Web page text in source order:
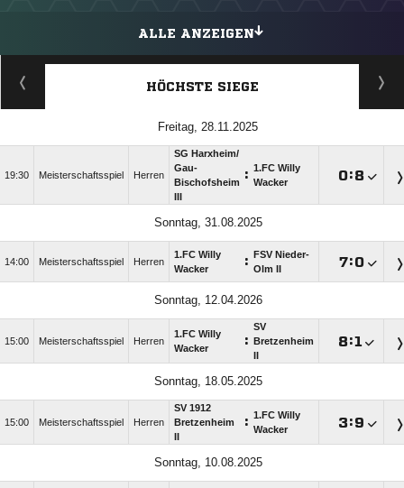
ALLE ANZEIGEN
HÖCHSTE SIEGE
Freitag, 28.11.2025
19:30 Meisterschaftsspiel Herren
SG Harxheim/​
Gau-
Bischofsheim : 1.FC Willy
Wacker
:
Sonntag, 31.08.2025
14:00 Meisterschaftsspiel Herren
1.FC Willy
Wacker
:
FSV Nieder-
Olm II
:
Sonntag, 12.04.2026
15:00 Meisterschaftsspiel Herren
1.FC Willy
Wacker
:
SV
Bretzenheim
:
Sonntag, 18.05.2025
15:00 Meisterschaftsspiel Herren
SV 1912
Bretzenheim
: 1.FC Willy
Wacker
:
Sonntag, 10.08.2025